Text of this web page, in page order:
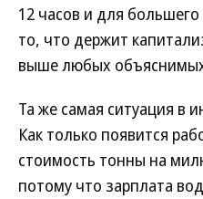
12 часов и для
то, что держит
выше любых
Та же самая ситуация в
Как только появится
стоимость тонны на
потому что зарплата